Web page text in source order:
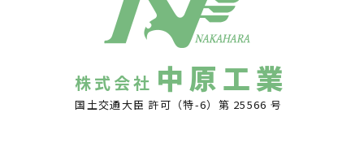
株式会社 中原工業
国土交通大臣 許可（特-6）第 25566 号